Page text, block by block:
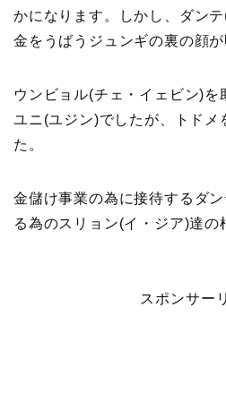
かになります。しかし、ダン
金をうばうジュンギの裏の顔が
ウンビョル(チェ・イェビン)を
ユニ(ユジン)でしたが、トドメ
た。
金儲け事業の為に接待するダ
る為のスリョン(イ・ジア)達の
スポンサー